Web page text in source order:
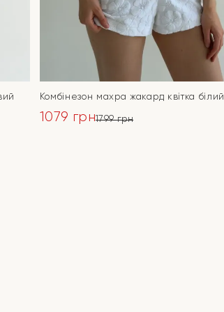
Комбінезон махра жакард квітка білий
1799грн
1079 грн